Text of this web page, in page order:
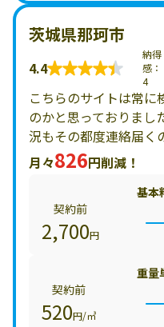
茨城県那珂市
4.4
納得
感：
4
こちらのサイトは常に
のかと思っておりまし
況もその都度連絡届く
月々826円削減！
基本
契約前
2,700円
重量
契約前
520円/㎥